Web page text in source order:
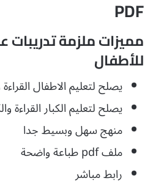
PDF
مميزات ملزمة تدريبات
للأطفال
يصلح لتعليم الاطفال القراءة
يصلح لتعليم الكبار القراءة
منهج سهل وبسيط جدا
ملف pdf طباعة واضحة
رابط مباشر